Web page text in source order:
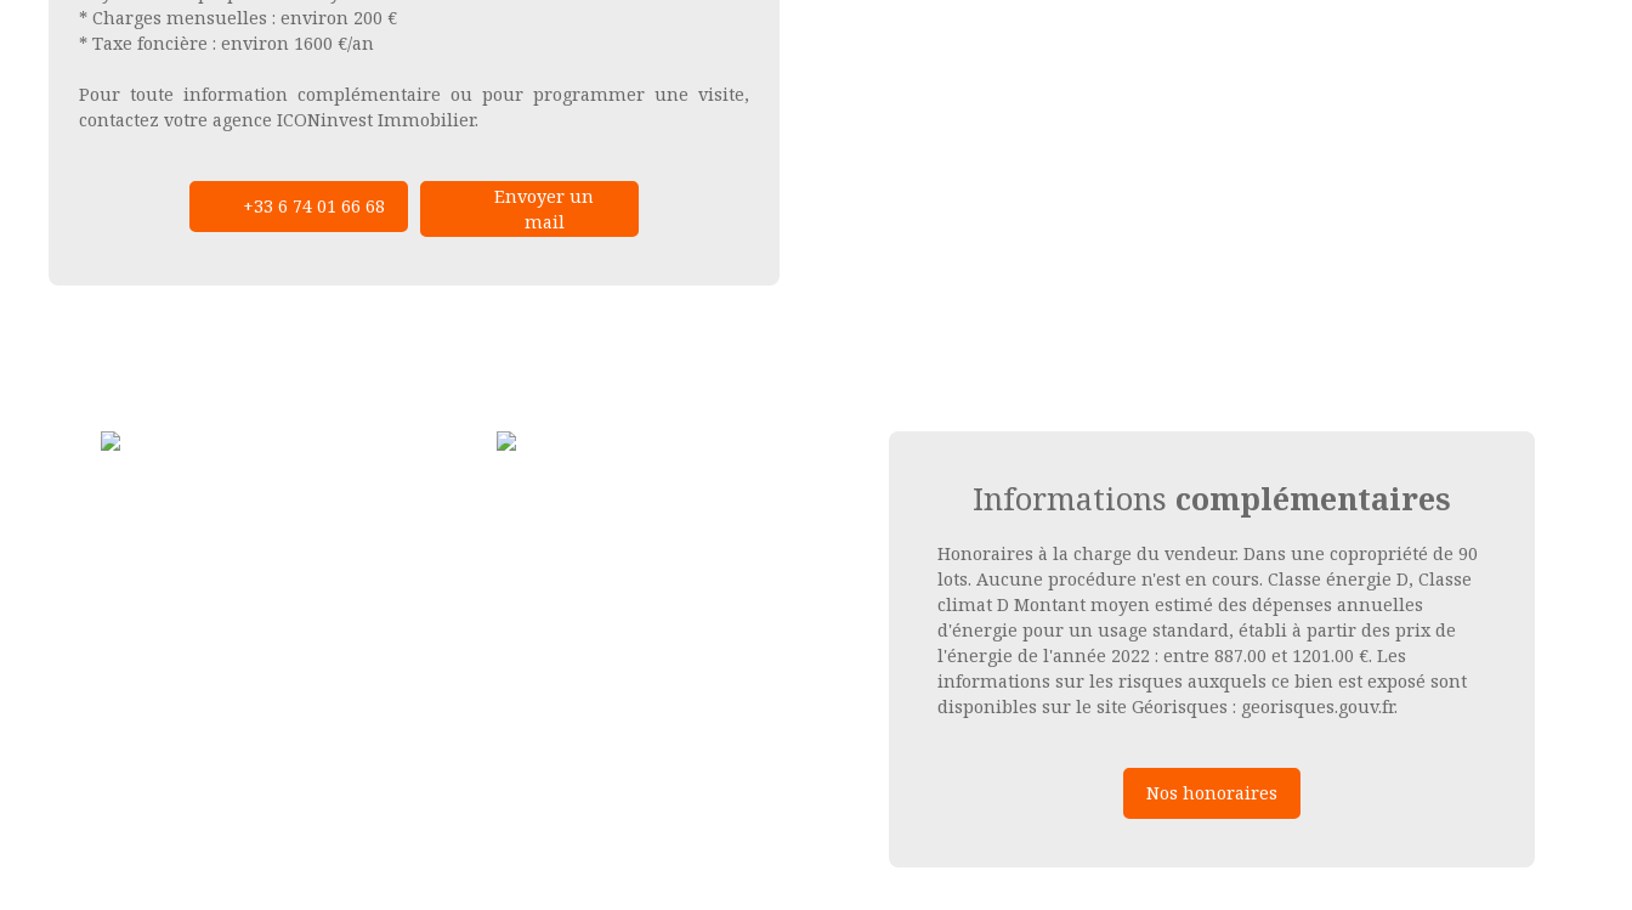
* Charges mensuelles : environ 200 €
* Taxe foncière : environ 1600 €/an
Pour toute information complémentaire ou pour programmer une visite,
contactez votre agence ICONinvest Immobilier.
+33 6 74 01 66 68
Envoyer un
mail
Informations complémentaires
Honoraires à la charge du vendeur. Dans une copropriété de 90
lots. Aucune procédure n'est en cours. Classe énergie D, Classe
climat D Montant moyen estimé des dépenses annuelles
d'énergie pour un usage standard, établi à partir des prix de
l'énergie de l'année 2022 : entre 887.00 et 1201.00 €. Les
informations sur les risques auxquels ce bien est exposé sont
disponibles sur le site Géorisques : georisques.gouv.fr.
Nos honoraires